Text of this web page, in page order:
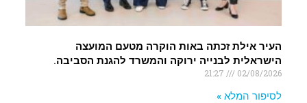
העיר אילת זכתה באות הוקרה מטעם המועצה
הישראלית לבנייה ירוקה והמשרד להגנת הסביבה.
02/08/2026
לסיפור המלא »